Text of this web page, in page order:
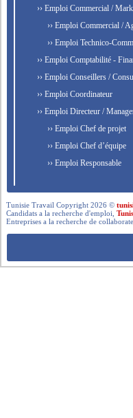
›› Emploi Commercial /
›› Emploi Commercial /
›› Emploi Technico-
›› Emploi Comptabilité -
›› Emploi Conseillers /
›› Emploi Coordinateur
›› Emploi Directeur /
›› Emploi Chef de projet
›› Emploi Chef d’équipe
›› Emploi Responsable
Tunisie Travail Copyright 2026 ©
Candidats a la recherche d'emploi,
Entreprises a la recherche de